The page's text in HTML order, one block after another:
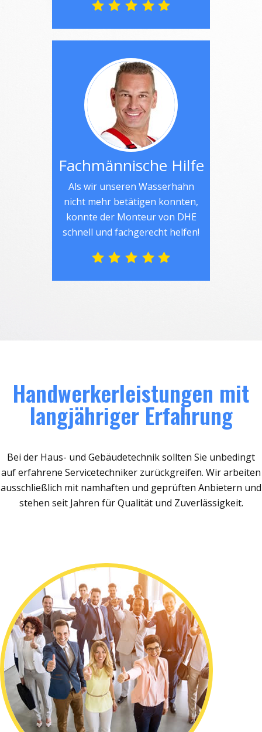
Fachmännische Hilfe
Als wir unseren Wasserhahn
nicht mehr betätigen konnten,
konnte der Monteur von DHE
schnell und fachgerecht helfen!
Handwerkerleistungen mit
langjähriger Erfahrung
Bei der Haus- und Gebäudetechnik sollten Sie unbedingt
auf erfahrene Servicetechniker zurückgreifen. Wir arbeiten
ausschließlich mit namhaften und geprüften Anbietern und
stehen seit Jahren für Qualität und Zuverlässigkeit.